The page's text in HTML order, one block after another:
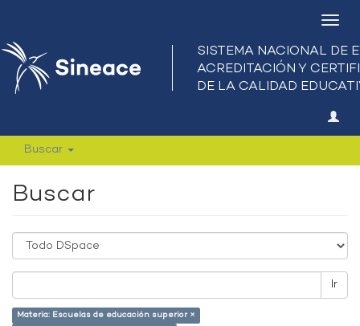
Buscar
Buscar
Ir
Materia: Escuelas de educación superior ×